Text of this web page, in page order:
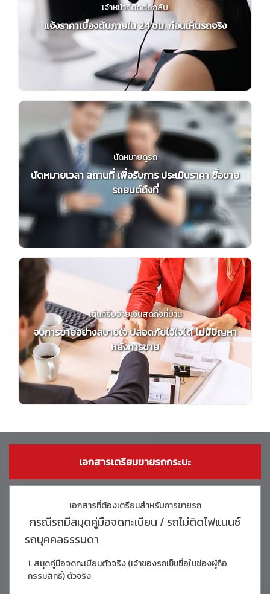
เจ้าหน้าที่ติดต่อกลับ
แจ้งราคาเบื้องต้นภายใน 24 ชม. ก่อนเห็นรถจริง
นัดหมายดูรถ
นัดหมายเวลา สถานที่ เพื่อรับการ ประเมินราคา ซื้อขาย
รถยนต์ถึงที่
เต้นท์รับจ่ายเงินสดถึงที่บ้าน
จบการขายอย่างสบายใจ ปลอดภัยไว้ใจได้ ไม่มีปัญหา
หลังการขาย
เอกสารเตรียมขายรถกระบะ
เอกสารที่ต้องเตรียมสำหรับการขายรถ
กรณีรถมีสมุดคู่มือจดทะเบียน / รถไม่ติดไฟแนนซ์
รถบุคคลธรรมดา
สมุดคู่มือจดทะเบียนตัวจริง (เจ้าของรถเซ็นซื่อในช่องผู้ถือ
กรรมสิทธิ์) ตัวจริง